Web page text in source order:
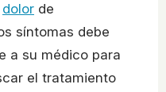
dolor de
síntomas debe
a su médico para
el tratamiento